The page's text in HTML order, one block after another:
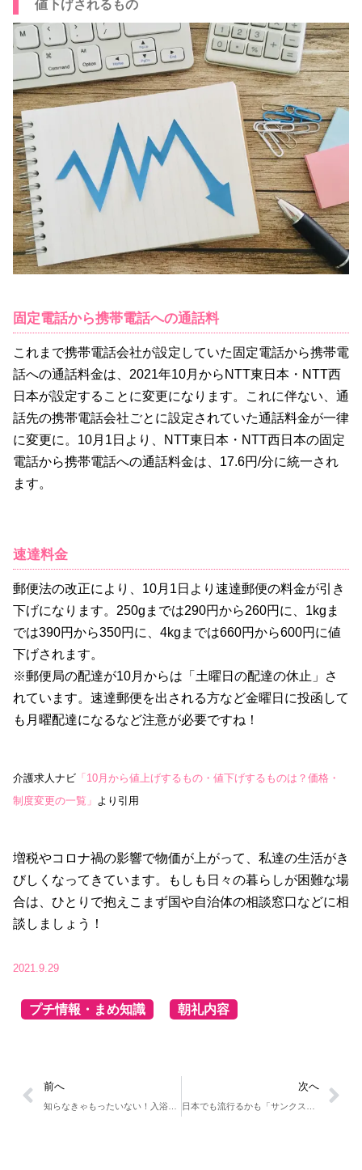
値下げされるもの
固定電話から携帯電話への通話料
これまで携帯電話会社が設定していた固定電話から携帯電
話への通話料金は、2021年10月からNTT東日本・NTT西
日本が設定することに変更になります。これに伴ない、通
話先の携帯電話会社ごとに設定されていた通話料金が一律
に変更に。10月1日より、NTT東日本・NTT西日本の固定
電話から携帯電話への通話料金は、17.6円/分に統一され
ます。
速達料金
郵便法の改正により、10月1日より速達郵便の料金が引き
下げになります。250gまでは290円から260円に、1kgま
では390円から350円に、4kgまでは660円から600円に値
下げされます。
※郵便局の配達が10月からは「土曜日の配達の休止」さ
れています。速達郵便を出される方など金曜日に投函して
も月曜配達になるなど注意が必要ですね！
介護求人ナビ 「10月から値上げするもの・値下げするものは？価格・
制度変更の一覧」 より引用
増税やコロナ禍の影響で物価が上がって、私達の生活がき
びしくなってきています。もしも日々の暮らしが困難な場
合は、ひとりで抱えこまず国や自治体の相談窓口などに相
談しましょう！
2021.9.29
プチ情報・まめ知識 朝礼内容
前へ
知らなきゃもったいない！入浴７大効果🛀
次へ